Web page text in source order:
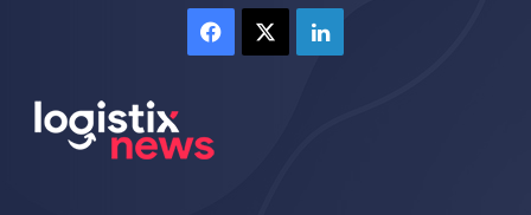
Facebook LinkedIn